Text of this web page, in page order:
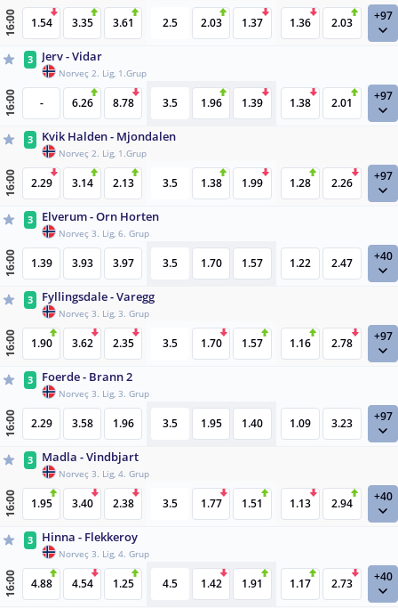
16:00 1.54 3.35 3.61 2.5 2.03 1.37 1.36 2.03 +97
3 Jerv - Vidar
Norveç 2. Lig, 1.Grup
16:00 - 6.26 8.78 3.5 1.96 1.39 1.38 2.01 +97
3 Kvik Halden - Mjondalen
Norveç 2. Lig, 1.Grup
16:00 2.29 3.14 2.13 3.5 1.38 1.99 1.28 2.26 +97
3 Elverum - Orn Horten
Norveç 3. Lig, 6. Grup
16:00 1.39 3.93 3.97 3.5 1.70 1.57 1.22 2.47 +40
3 Fyllingsdale - Varegg
Norveç 3. Lig, 3. Grup
16:00 1.90 3.62 2.35 3.5 1.70 1.57 1.16 2.78 +97
3 Foerde - Brann 2
Norveç 3. Lig, 3. Grup
16:00 2.29 3.58 1.96 3.5 1.95 1.40 1.09 3.23 +97
3 Madla - Vindbjart
Norveç 3. Lig, 4. Grup
16:00 1.95 3.40 2.38 3.5 1.77 1.51 1.13 2.94 +40
3 Hinna - Flekkeroy
Norveç 3. Lig, 4. Grup
16:00 4.88 4.54 1.25 4.5 1.42 1.91 1.17 2.73 +40